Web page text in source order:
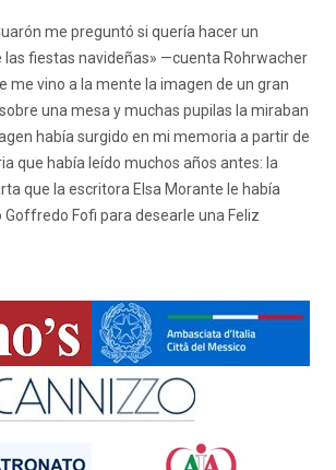
me preguntó si quería hacer un
fiestas navideñas» —cuenta Rohrwacher
me vino a la mente la imagen de un gran
una mesa y muchas pupilas la miraban
había surgido en mi memoria a partir de
que había leído muchos años antes: la
que la escritora Elsa Morante le había
Fofi para desearle una Feliz